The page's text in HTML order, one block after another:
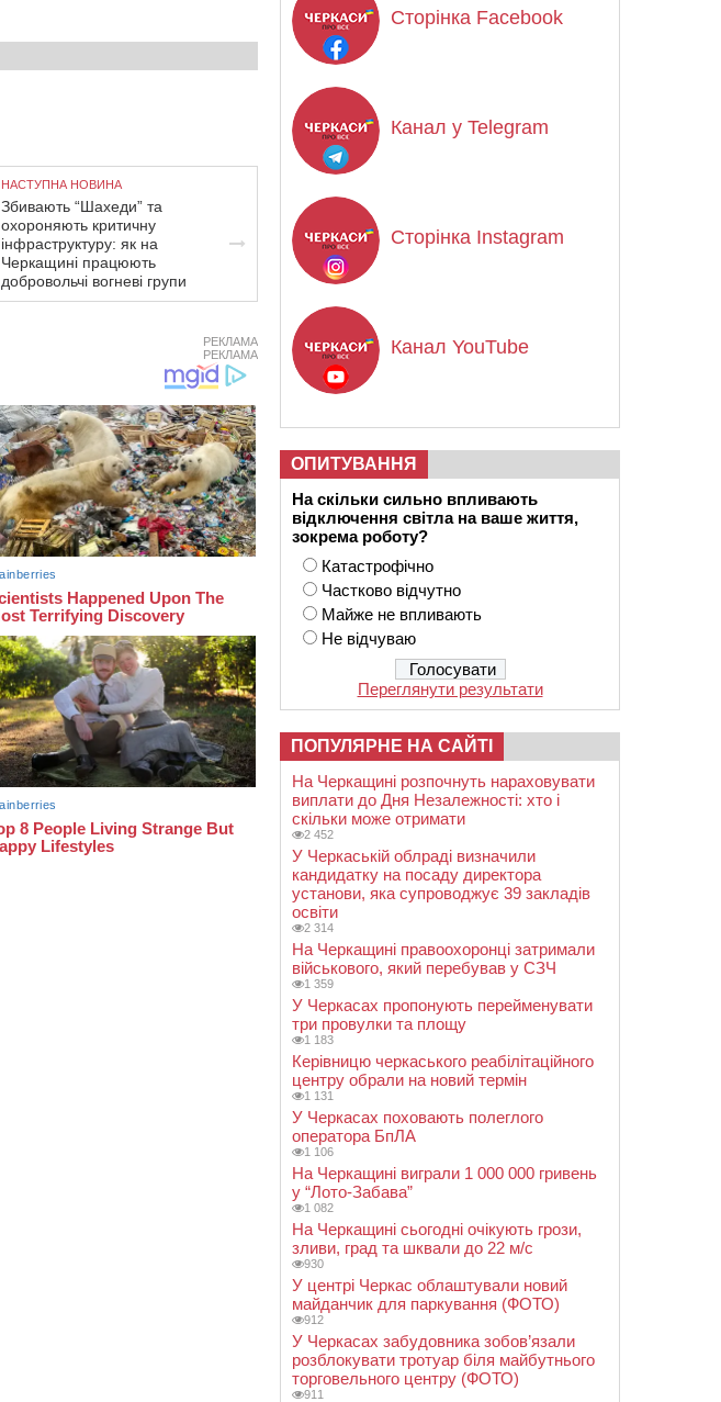
НАСТУПНА НОВИНА
Збивають “Шахеди” та
охороняють критичну
інфраструктуру: як на
Черкащині працюють
добровольчі вогневі групи
РЕКЛАМА
РЕКЛАМА
Сторінка Facebook
Канал у Telegram
Сторінка Instagram
Канал YouTube
ОПИТУВАННЯ
На скільки сильно впливають
відключення світла на ваше життя,
зокрема роботу?
Катастрофічно
Частково відчутно
Майже не впливають
Не відчуваю
Переглянути результати
ПОПУЛЯРНЕ НА САЙТІ
На Черкащині розпочнуть нараховувати
виплати до Дня Незалежності: хто і
скільки може отримати
2 452
У Черкаській облраді визначили
кандидатку на посаду директора
установи, яка супроводжує 39 закладів
освіти
2 314
На Черкащині правоохоронці затримали
військового, який перебував у СЗЧ
1 359
У Черкасах пропонують перейменувати
три провулки та площу
1 183
Керівницю черкаського реабілітаційного
центру обрали на новий термін
1 131
У Черкасах поховають полеглого
оператора БпЛА
1 106
На Черкащині виграли 1 000 000 гривень
у “Лото-Забава”
1 082
На Черкащині сьогодні очікують грози,
зливи, град та шквали до 22 м/с
930
У центрі Черкас облаштували новий
майданчик для паркування (ФОТО)
912
У Черкасах забудовника зобов’язали
розблокувати тротуар біля майбутнього
торговельного центру (ФОТО)
911